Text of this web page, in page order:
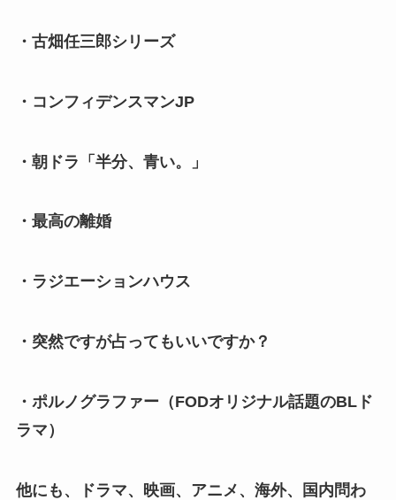
・古畑任三郎シリーズ
・コンフィデンスマンJP
・朝ドラ「半分、青い。」
・最高の離婚
・ラジエーションハウス
・突然ですが占ってもいいですか？
・ポルノグラファー（FODオリジナル話題のBLド
ラマ）
他にも、ドラマ、映画、アニメ、海外、国内問わ